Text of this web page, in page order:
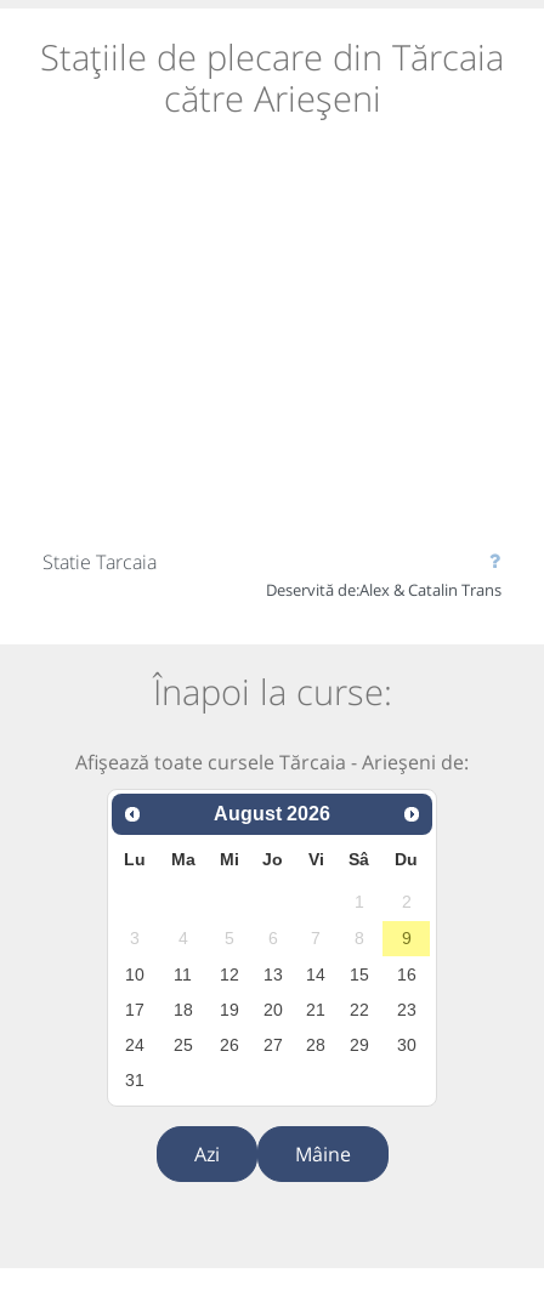
Stațiile de plecare din Tărcaia
către Arieșeni
Statie Tarcaia
Deservită de:Alex & Catalin Trans
Înapoi la curse:
Afișează toate cursele Tărcaia - Arieșeni de:
August 2026
Lu Ma Mi Jo Vi Sâ Du
1
2
3
4 5 6 7 8
9
10
11 12 13 14 15
16
17
18 19 20 21 22
23
24
25 26 27 28 29
30
31
Azi Mâine